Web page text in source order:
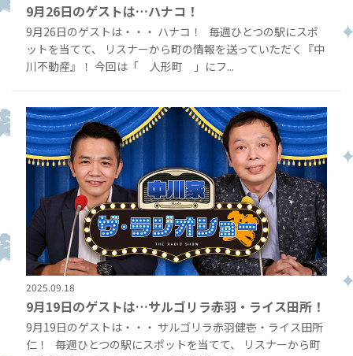
9月26日のゲストは…ハナコ！
9月26日のゲストは・・・ ハナコ！ 毎週ひとつの駅にスポ
ットを当てて、 リスナーから町の情報を送っていただく『中
川不動産』！ 今回は「 人形町 」にフ...
2025.09.18
9月19日のゲストは…サルゴリラ赤羽・ライス田所！
9月19日のゲストは・・・ サルゴリラ赤羽健壱・ライス田所
仁！ 毎週ひとつの駅にスポットを当てて、 リスナーから町